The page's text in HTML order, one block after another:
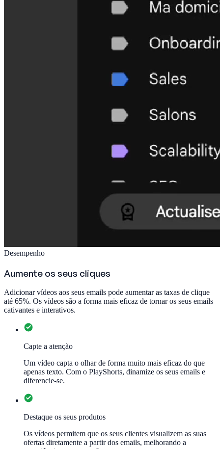
Desempenho
Aumente os seus cliques
Adicionar vídeos aos seus emails pode aumentar as taxas de clique
até 65%. Os vídeos são a forma mais eficaz de tornar os seus emails
cativantes e interativos.
Capte a atenção
Um vídeo capta o olhar de forma muito mais eficaz do que
apenas texto. Com o PlayShorts, dinamize os seus emails e
diferencie-se.
Destaque os seus produtos
Os vídeos permitem que os seus clientes visualizem as suas
ofertas diretamente a partir dos emails, melhorando a